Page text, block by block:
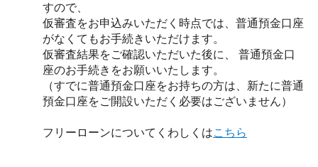
すので、
仮審査をお申込みいただく時点では、普通預金口座
がなくてもお手続きいただけます。
仮審査結果をご確認いただいた後に、 普通預金口
座のお手続きをお願いいたします。
（すでに普通預金口座をお持ちの方は、新たに普通
預金口座をご開設いただく必要はございません）
フリーローンについてくわしくはこちら